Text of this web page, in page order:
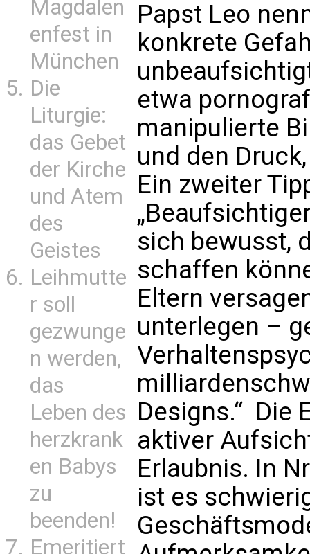
Magdalen
enfest in
München
Die
Liturgie:
das Gebet
der Kirche
und Atem
des
Geistes
Leihmutte
r soll
gezwunge
n werden,
das
Leben des
herzkrank
en Babys
zu
beenden!
Emeritiert
Papst Leo
konkrete
etwa
manipulierte
und den
Ein zweiter
sich bewusst,
schaffen
Eltern
unterlegen –
Designs.“ Die
aktiver
Erlaubnis. In
ist es